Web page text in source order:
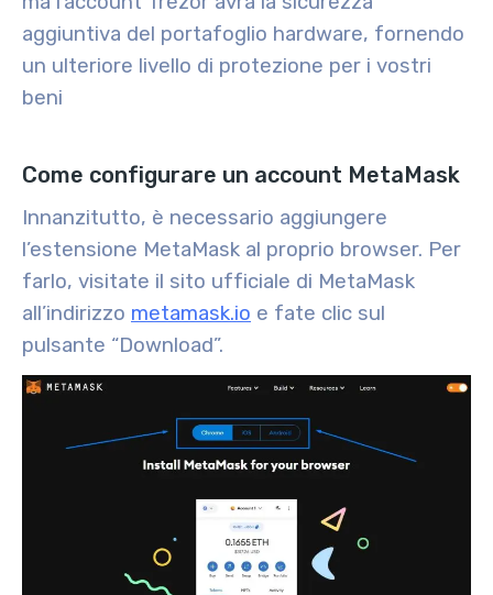
aggiuntiva del portafoglio hardware, fornendo
un ulteriore livello di protezione per i vostri
beni
Come configurare un account MetaMask
Innanzitutto, è necessario aggiungere
l’estensione MetaMask al proprio browser. Per
farlo, visitate il sito ufficiale di MetaMask
all’indirizzo metamask.io e fate clic sul
pulsante “Download”.